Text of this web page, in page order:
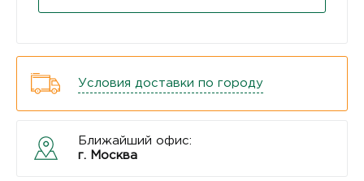
Условия доставки по городу
Ближайший офис:
г. Москва